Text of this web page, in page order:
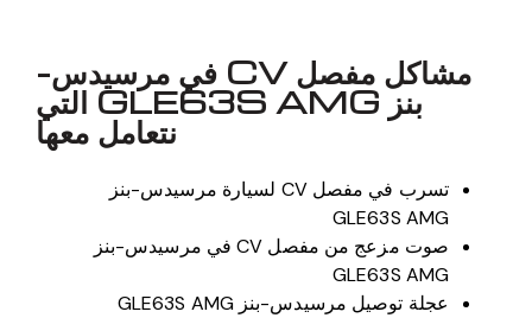
مشاكل مفصل CV في مرسيدس-
بنز GLE63S AMG التي
نتعامل معها
تسرب في مفصل CV لسيارة مرسيدس-بنز
GLE63S AMG
صوت مزعج من مفصل CV في مرسيدس-بنز
GLE63S AMG
عجلة توصيل مرسيدس-بنز GLE63S AMG